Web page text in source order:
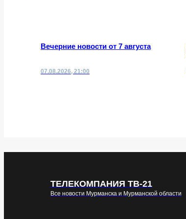
Вечерние новости от 7 августа
07.08.2026, 21:00
ТЕЛЕКОМПАНИЯ ТВ-21
Все новости Мурманска и Мурманской области